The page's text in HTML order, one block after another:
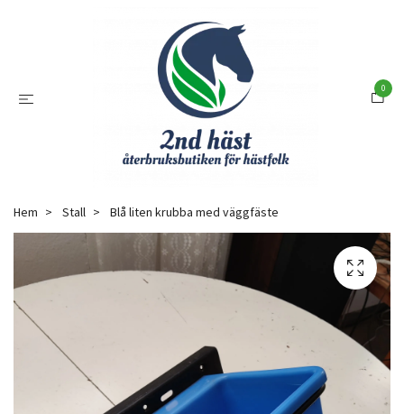
0
Hem Stall Blå liten krubba med väggfäste